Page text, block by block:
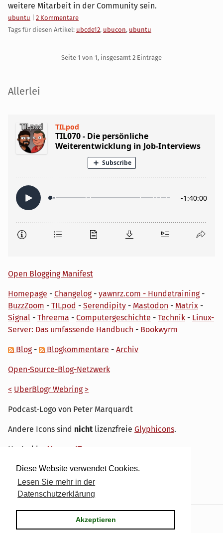
Diese Website verwendet Cookies.
Lesen Sie mehr in der
Datenschutzerklärung
Akzeptieren
weitere Mitarbeit in der Community sein.
Kategorien:
ubuntu
2 Kommentare
Tags für diesen Artikel: ubcde12, ubucon, ubuntu
Seite 1 von 1, insgesamt 2 Einträge
Seitenleiste
Allerlei
Open Blogging Manifest
Homepage - Changelog- yawnrz.com - Hundetraining-
BuzzZoom - TILpod - Serendipity - Mastodon - Matrix -
Signal - Threema - Computergeschichte - Technik - Linux-
Server: Das umfassende Handbuch - Bookwyrm
Blog- Blogkommentare - Archiv
Open-Source-Blog-Netzwerk
< UberBlogr Webring >
Podcast-Logo von Peter Marquardt
Andere Icons sind nicht lizenzfreie Glyphicons.
Hosted by My own IT.
Serendipity& the dirk